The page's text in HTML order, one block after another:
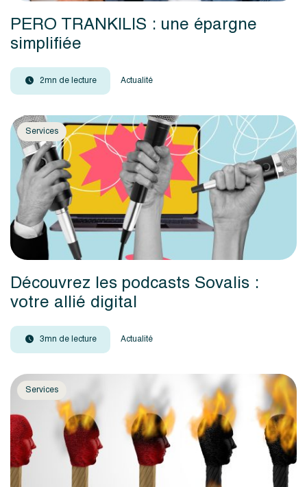
PERO TRANKILIS : une épargne
simplifiée
2mn de lecture Actualité
Services
Découvrez les podcasts Sovalis :
votre allié digital
3mn de lecture Actualité
Services